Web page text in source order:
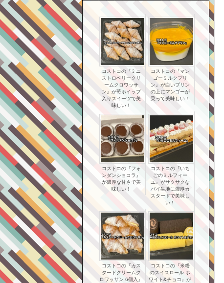
コストコの『ミニ
ストロベリークリ
ームクロワッサ
ン』が苺ホイップ
入りスイーツで美
味しい！
コストコの『マン
ゴーミルクプリ
ン』が白いプリン
の上にマンゴーが
乗って美味しい！
コストコの『フォ
ンダンショコラ』
が濃厚な甘さで美
味しい！
コストコの『いち
ごのミルフィー
ユ』がサクサクな
パイ生地に濃厚カ
スタードで美味し
い！
コストコの『カス
タードクリームク
ロワッサン 6個入』
コストコの『米粉
のスイスロール ホ
ワイト&チョコ』が